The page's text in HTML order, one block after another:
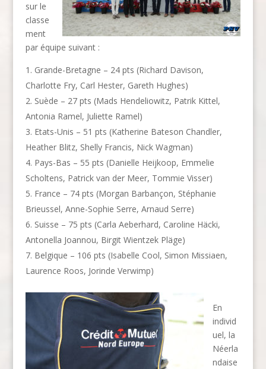
sur le
classe
ment
par équipe suivant :
Grande-Bretagne – 24 pts (Richard Davison,
Charlotte Fry, Carl Hester, Gareth Hughes)
Suède – 27 pts (Mads Hendeliowitz, Patrik Kittel,
Antonia Ramel, Juliette Ramel)
Etats-Unis – 51 pts (Katherine Bateson Chandler,
Heather Blitz, Shelly Francis, Nick Wagman)
Pays-Bas – 55 pts (Danielle Heijkoop, Emmelie
Scholtens, Patrick van der Meer, Tommie Visser)
France – 74 pts (Morgan Barbançon, Stéphanie
Brieussel, Anne-Sophie Serre, Arnaud Serre)
Suisse – 75 pts (Carla Aeberhard, Caroline Häcki,
Antonella Joannou, Birgit Wientzek Pläge)
Belgique – 106 pts (Isabelle Cool, Simon Missiaen,
Laurence Roos, Jorinde Verwimp)
En
individ
uel, la
Néerla
ndaise